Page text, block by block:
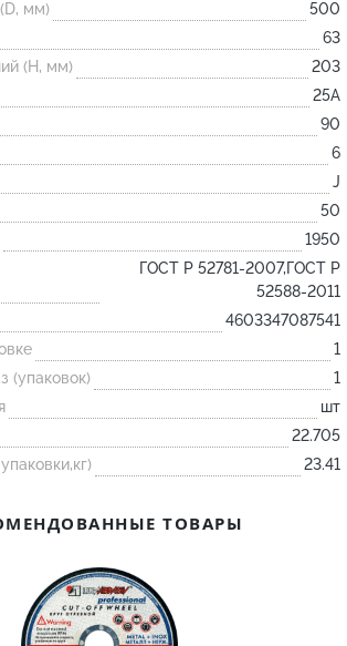
SiC смесь
мм)
500
63
(H, мм)
203
25А
90
6
J
50
1950
ГОСТ Р 52781-2007,ГОСТ Р
52588-2011
4603347087541
1
(упаковок)
1
шт
22.705
23.41
ТОВАРЫ